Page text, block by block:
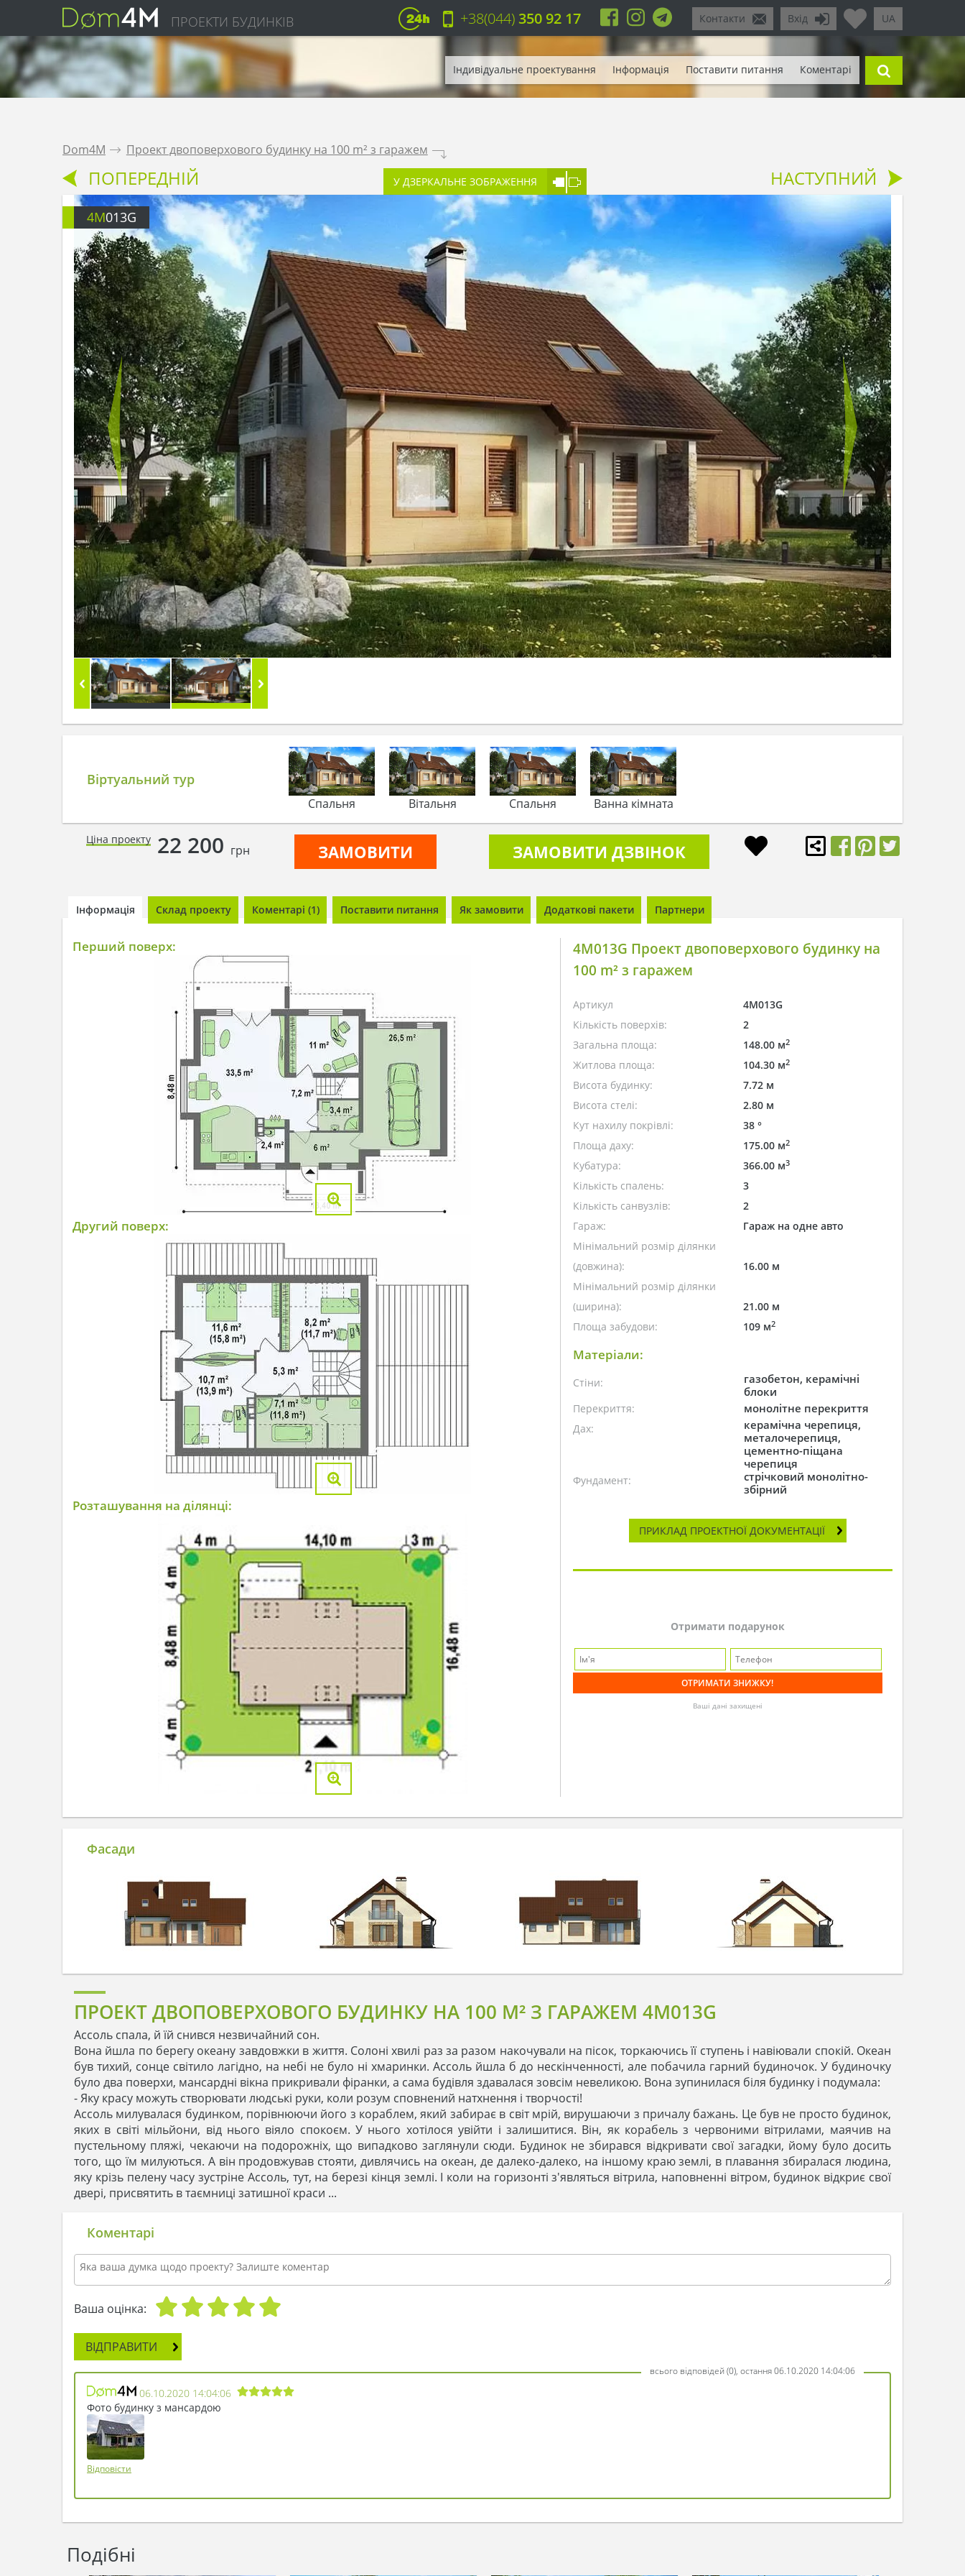
ПРОЕКТИ БУДИНКІВ UA
Вхід
Контакти
+38(044)350 92 17
Індивідуальне проектування Інформація Поставити питання Коментарі
Dom4M . Проект двоповерхового будинку на 100 m² з гаражем .
ПОПЕРЕДНІЙ У ДЗЕРКАЛЬНЕ ЗОБРАЖЕННЯ НАСТУПНИЙ
4M013G
Віртуальний тур
Спальня Вітальня Спальня Ванна кімната
Ціна проекту 22 200 грн ЗАМОВИТИ ЗАМОВИТИ ДЗВІНОК
Інформація Склад проекту Коментарі (1) Поставити питання Як замовити Додаткові пакети Партнери
Перший поверх:
Другий поверх:
Розташування на ділянці:
4M013G Проект двоповерхового будинку на
100 m² з гаражем
Артикул
4M013G
Кількість поверхів:
2
Загальна площа:
148.00 м2
Житлова площа: 104.30 м2
Висота будинку:
7.72 м
Висота стелі:
2.80 м
Кут нахилу покрівлі:
38 °
Площа даху:
175.00 м2
Кубатура: 366.00 м3
Кількість спалень:
3
Кількість санвузлів:
2
Гараж:
Гараж на одне авто
Мінімальний розмір ділянки
(довжина):
16.00 м
Мінімальний розмір ділянки
(ширина):
21.00 м
Площа забудови:
109 м2
Матеріали:
Стіни:
газобетон, керамічні
блоки
Перекриття: монолітне перекриття
Дах:
керамічна черепиця,
металочерепиця,
цементно-піщана
черепиця
Фундамент:
стрічковий монолітно-
збірний
ПРИКЛАД ПРОЕКТНОЇ ДОКУМЕНТАЦІЇ
Отримати подарунок
Ваші дані захищені
Фасади
ПРОЕКТ ДВОПОВЕРХОВОГО БУДИНКУ НА 100 M² З ГАРАЖЕМ 4M013G
Ассоль спала, й їй снився незвичайний сон.
Вона йшла по берегу океану завдовжки в життя. Солоні хвилі раз за разом накочували на пісок, торкаючись її ступень і навіювали спокій. Океан
був тихий, сонце світило лагідно, на небі не було ні хмаринки. Ассоль йшла б до нескінченності, але побачила гарний будиночок. У будиночку
було два поверхи, мансардні вікна прикривали фіранки, а сама будівля здавалася зовсім невеликою. Вона зупинилася біля будинку і подумала:
- Яку красу можуть створювати людські руки, коли розум сповнений натхнення і творчості!
Ассоль милувалася будинком, порівнюючи його з кораблем, який забирає в світ мрій, вирушаючи з причалу бажань. Це був не просто будинок,
яких в світі мільйони, від нього віяло спокоєм. У нього хотілося увійти і залишитися. Він, як корабель з червоними вітрилами, маячив на
пустельному пляжі, чекаючи на подорожніх, що випадково заглянули сюди. Будинок не збирався відкривати свої загадки, йому було досить
того, що їм милуються. А він продовжував стояти, дивлячись на океан, де далеко-далеко, на іншому краю землі, в плавання збиралася людина,
яку крізь пелену часу зустріне Ассоль, тут, на березі кінця землі. І коли на горизонті з'являться вітрила, наповненні вітром, будинок відкриє свої
двері, присвятить в таємниці затишної краси ...
Коментарі
Ваша оцінка:
ВІДПРАВИТИ
всього відповідей (0), остання 06.10.2020 14:04:06
06.10.2020 14:04:06
Фото будинку з мансардою
Відповісти
Подібні